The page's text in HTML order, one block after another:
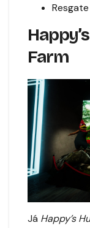
Farm
Já Happy’s